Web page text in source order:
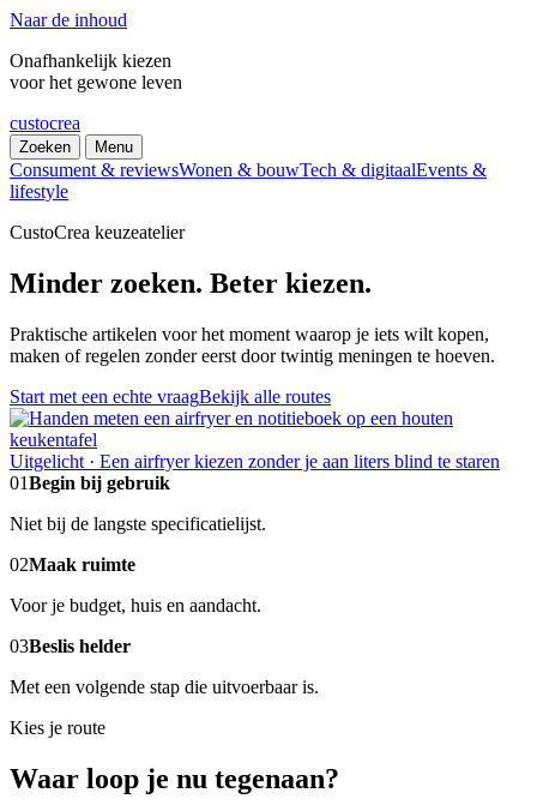
Naar de inhoud
Onafhankelijk kiezen
voor het gewone leven
custocrea
Zoeken Menu
Consument & reviewsWonen & bouwTech & digitaalEvents &
lifestyle
CustoCrea keuzeatelier
Minder zoeken. Beter kiezen.
Praktische artikelen voor het moment waarop je iets wilt kopen,
maken of regelen zonder eerst door twintig meningen te hoeven.
Start met een echte vraagBekijk alle routes
Uitgelicht · Een airfryer kiezen zonder je aan liters blind te staren
01Begin bij gebruik
Niet bij de langste specificatielijst.
02Maak ruimte
Voor je budget, huis en aandacht.
03Beslis helder
Met een volgende stap die uitvoerbaar is.
Kies je route
Waar loop je nu tegenaan?